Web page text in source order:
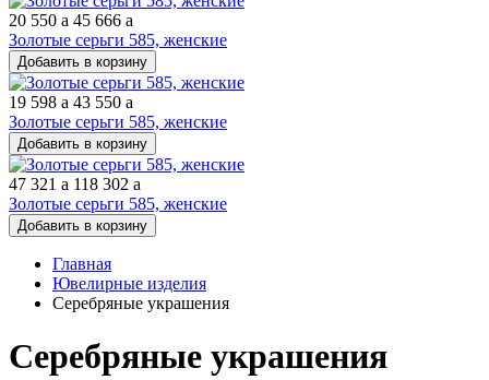
20 550 a 45 666 a
Золотые серьги 585, женские
Добавить в корзину
19 598 a 43 550 a
Золотые серьги 585, женские
Добавить в корзину
47 321 a 118 302 a
Золотые серьги 585, женские
Добавить в корзину
Главная
Ювелирные изделия
Серебряные украшения
Серебряные украшения